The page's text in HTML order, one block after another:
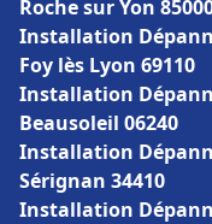
Roche sur Yon
Installation
Foy lès Lyon 69110
Installation
Beausoleil 06240
Installation
Sérignan 34410
Installation